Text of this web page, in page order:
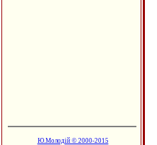
Ю.Молодій © 2000-2015